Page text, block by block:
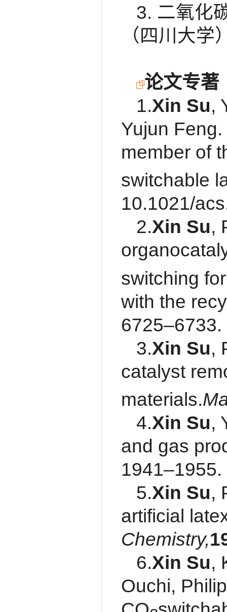
3. 二氧化
（四川大
论文专著
1.Xin Su,
Yujun
member of
switchable
10.1021/
2.Xin Su,
switching
with the
6725–6733.
3.Xin Su,
catalyst
materials.
4.Xin Su,
and gas
1941–1955.
5.Xin Su,
artificial
Chemistry,
6.Xin Su,
Ouchi,